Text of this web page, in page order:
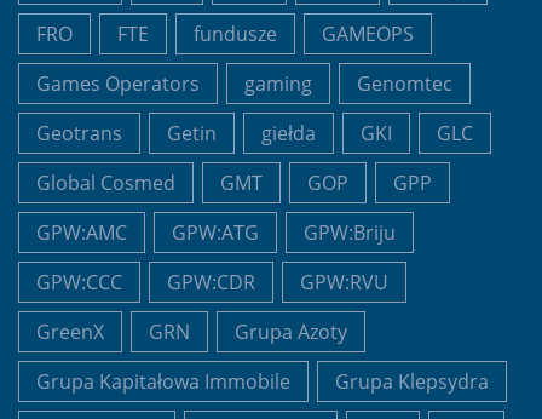
FRO
FTE fundusze
GAMEOPS
Games Operators
gaming
Genomtec
Geotrans
Getin giełda GKI
GLC
Global Cosmed
GMT GOP
GPP
GPW:AMC
GPW:ATG
GPW:Briju
GPW:CCC
GPW:CDR
GPW:RVU
GreenX
GRN
Grupa Azoty
Grupa Kapitałowa Immobile
Grupa Klepsydra